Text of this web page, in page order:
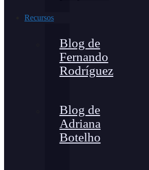
Recursos
Blog de
Fernando
Rodríguez
Blog de
Adriana
Botelho